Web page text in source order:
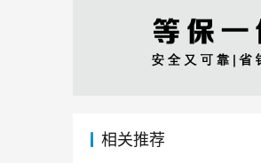
相关推荐